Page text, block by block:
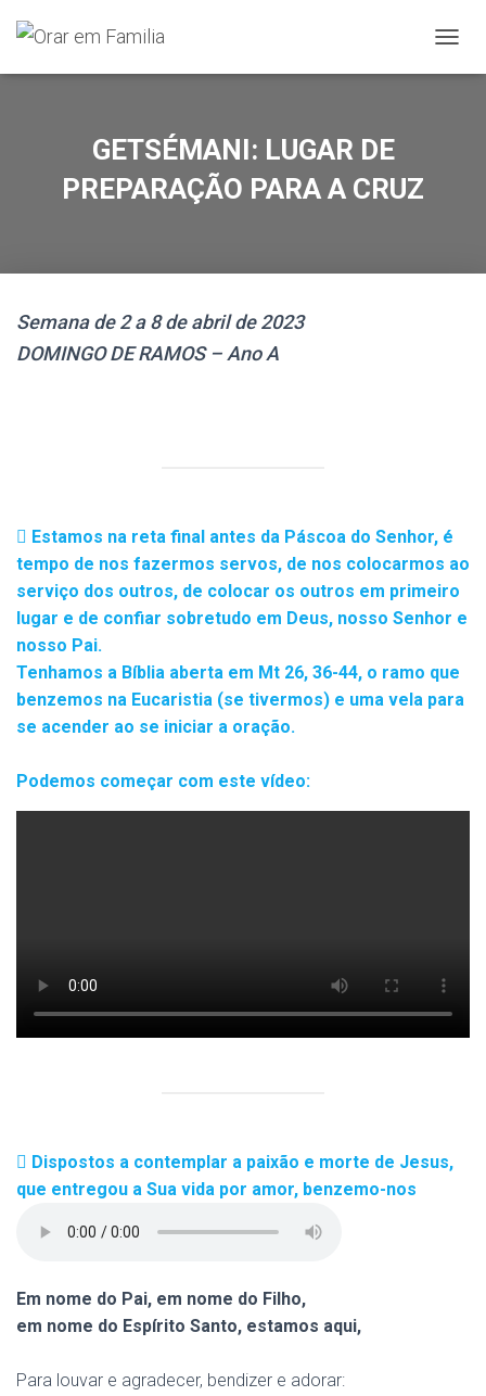
L
GETSÉMANI: LUGAR DE
PREPARAÇÃO PARA A CRUZ
Semana de 2 a 8 de abril de 2023
DOMINGO DE RAMOS – Ano A
Estamos na reta final antes da Páscoa do Senhor, é
tempo de nos fazermos servos, de nos colocarmos ao
serviço dos outros, de colocar os outros em primeiro
lugar e de confiar sobretudo em Deus, nosso Senhor e
nosso Pai.
Tenhamos a Bíblia aberta em Mt 26, 36-44, o ramo que
benzemos na Eucaristia (se tivermos) e uma vela para
se acender ao se iniciar a oração.
Podemos começar com este vídeo:
Dispostos a contemplar a paixão e morte de Jesus,
que entregou a Sua vida por amor, benzemo-nos
Em nome do Pai, em nome do Filho,
em nome do Espírito Santo, estamos aqui,
Para louvar e agradecer, bendizer e adorar: